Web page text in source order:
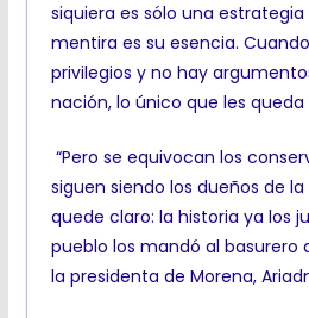
siquiera es sólo una estrategia
mentira es su esencia.
privilegios y no hay
nación, lo único que les queda
“Pero se equivocan los
siguen siendo los dueños de
quede claro: la historia ya los
pueblo los mandó al basurero
la presidenta de Morena,